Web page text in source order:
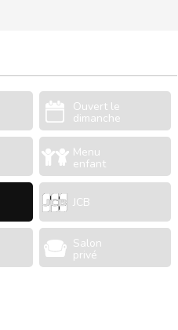
Ouvert le
dimanche
Menu
enfant
JCB
Salon
privé